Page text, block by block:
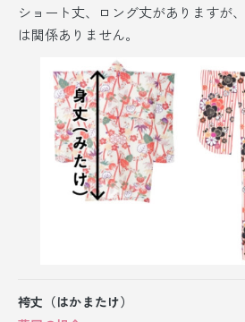
ショート丈、ロング丈がありますが、
は関係ありません。
袴丈（はかまたけ）